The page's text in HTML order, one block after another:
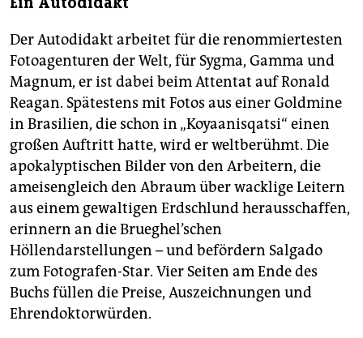
Der Autodidakt arbeitet für die renommiertesten
Fotoagenturen der Welt, für Sygma, Gamma und
Magnum, er ist dabei beim Attentat auf Ronald
Reagan. Spätestens mit Fotos aus einer Goldmine
in Brasilien, die schon in „Koyaanisqatsi“ einen
großen Auftritt hatte, wird er weltberühmt. Die
apokalyptischen Bilder von den Arbeitern, die
ameisengleich den Abraum über wacklige Leitern
aus einem gewaltigen Erdschlund herausschaffen,
erinnern an die Brueghel’schen
Höllendarstellungen – und befördern Salgado
zum Fotografen-Star. Vier Seiten am Ende des
Buchs füllen die Preise, Auszeichnungen und
Ehrendoktorwürden.